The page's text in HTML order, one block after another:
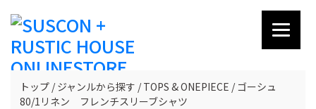
トップ ジャンルから探す TOPS & ONEPIECE
ゴーシュ
80/1リネン フレンチスリーブシャツ